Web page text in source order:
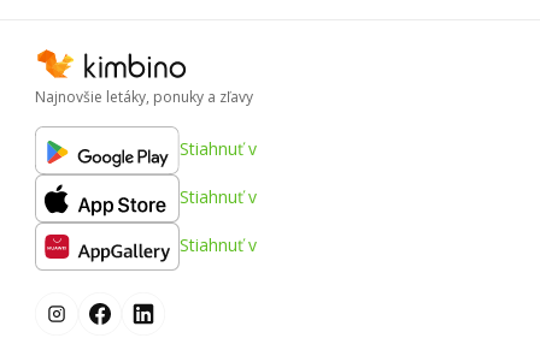
Najnovšie letáky, ponuky a zľavy
Stiahnuť v
Stiahnuť v
Stiahnuť v